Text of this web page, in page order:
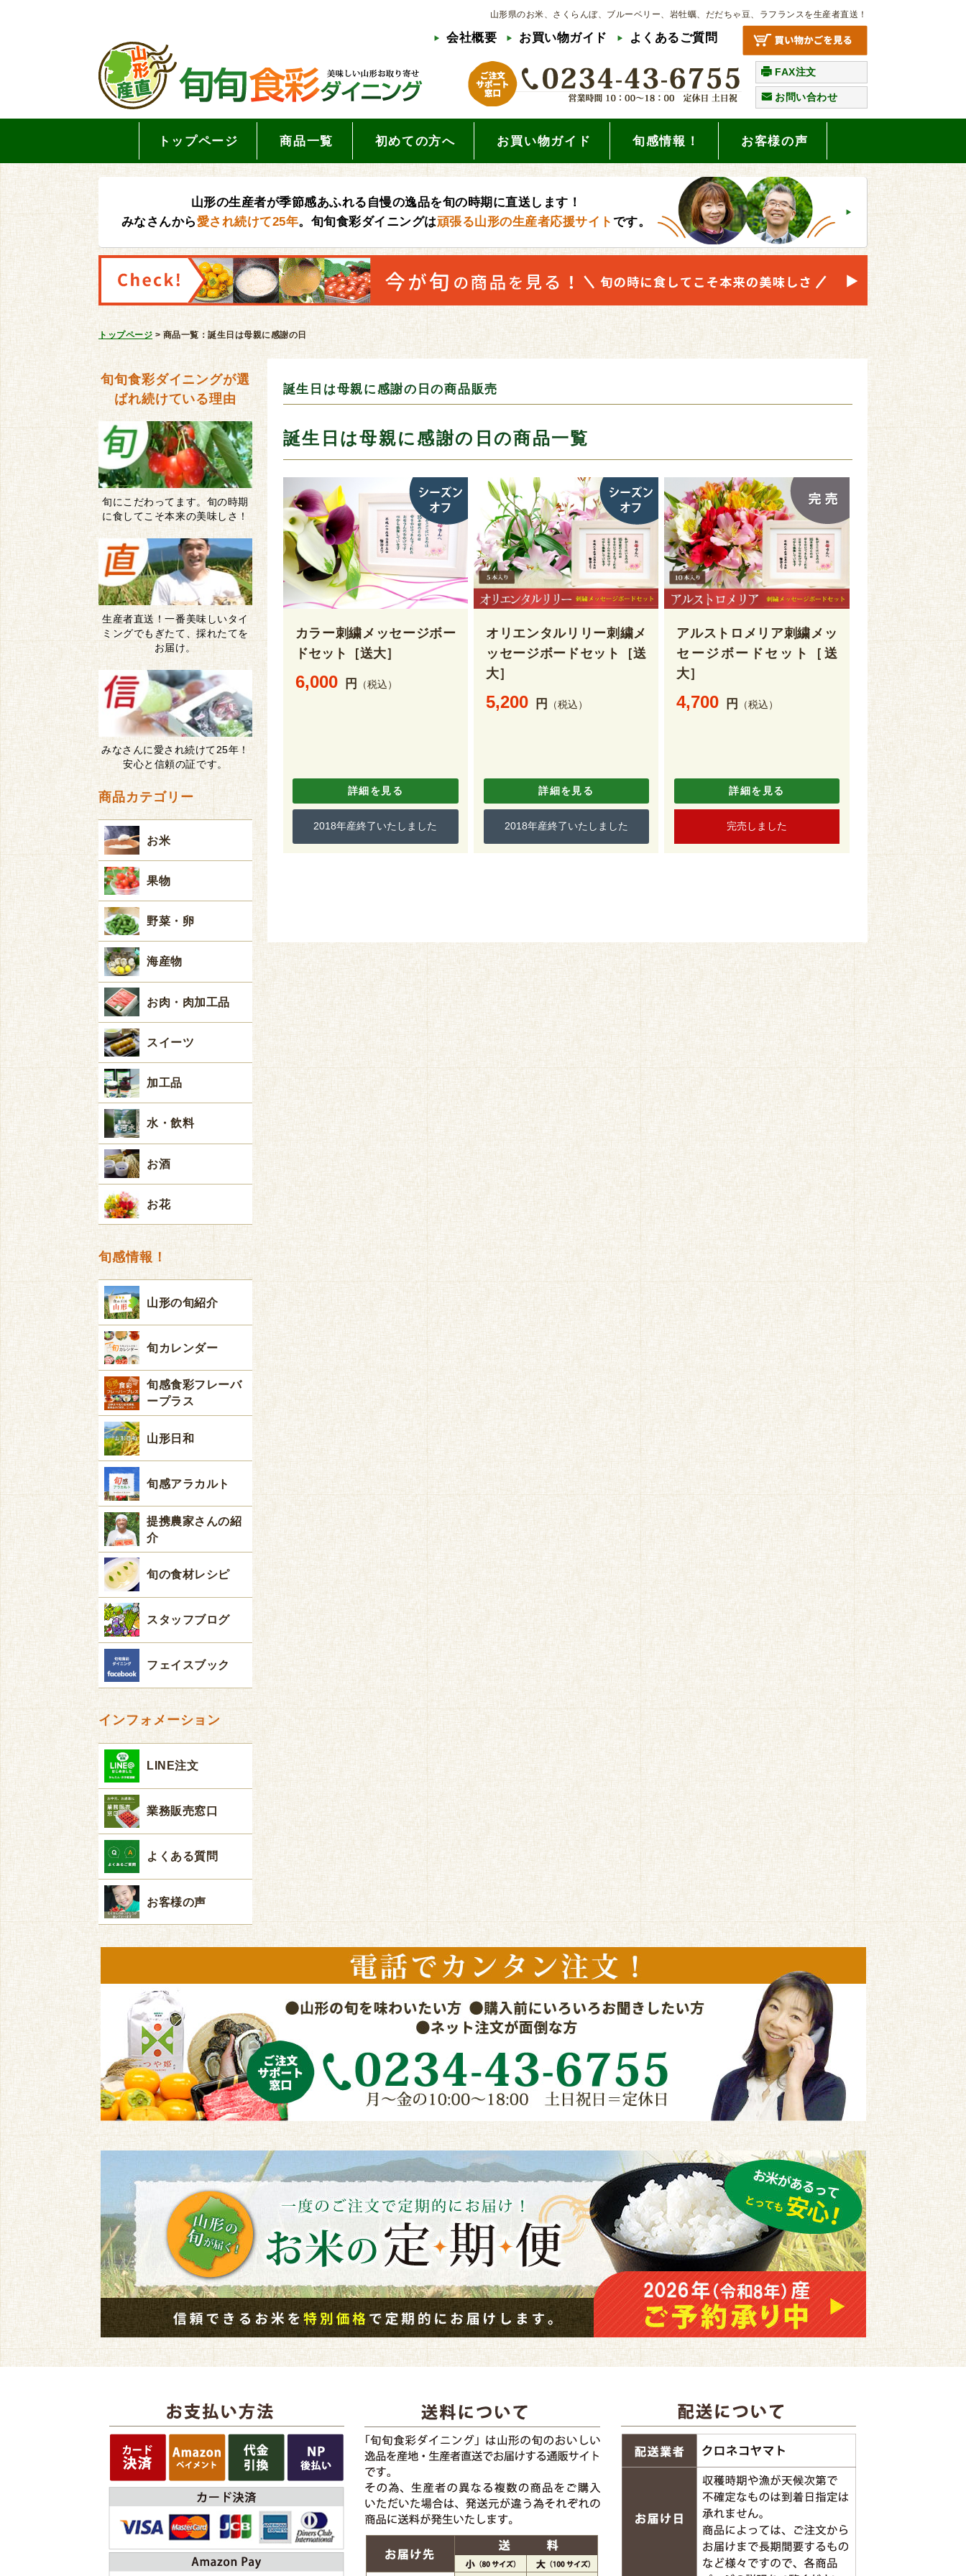
山形県のお米、さくらんぼ、ブルーベリー、岩牡蠣、だだちゃ豆、ラフランスを生産者直送！
会社概要 お買い物ガイド よくあるご質問
FAX注文
お問い合わせ
トップページ 商品一覧 初めての方へ お買い物ガイド 旬感情報！ お客様の声
山形の生産者が季節感あふれる自慢の逸品を旬の時期に直送します！
みなさんから愛され続けて25年。旬旬食彩ダイニングは頑張る山形の生産者応援サイト です。
トップページ > 商品一覧：誕生日は母親に感謝の日
誕生日は母親に感謝の日の商品販売
誕生日は母親に感謝の日の商品一覧
カラー刺繍メッセージボー
ドセット［送大］
6,000 円 （税込）
詳細を見る
2018年産終了いたしました
オリエンタルリリー刺繍メ
ッセージボードセット［送
大］
5,200 円 （税込）
詳細を見る
2018年産終了いたしました
アルストロメリア刺繍メッ
セージボードセット［送
大］
4,700 円 （税込）
詳細を見る
完売しました
旬旬食彩ダイニングが選
ばれ続けている理由
旬にこだわってます。旬の時期
に食してこそ本来の美味しさ！
生産者直送！一番美味しいタイ
ミングでもぎたて、採れたてを
お届け。
みなさんに愛され続けて25年！
安心と信頼の証です。
商品カテゴリー
お米
果物
野菜・卵
海産物
お肉・肉加工品
スイーツ
加工品
水・飲料
お酒
お花
旬感情報！
山形の旬紹介
旬カレンダー
旬感食彩フレーバ
ープラス
山形日和
旬感アラカルト
提携農家さんの紹
介
旬の食材レシピ
スタッフブログ
フェイスブック
インフォメーション
LINE注文
業務販売窓口
よくある質問
お客様の声